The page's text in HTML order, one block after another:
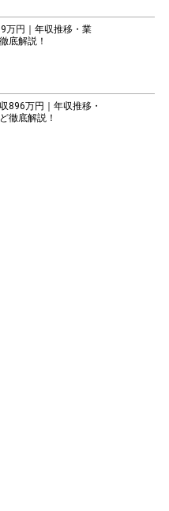
万円｜年収推移・業
底解説！
896万円｜年収推移・
徹底解説！